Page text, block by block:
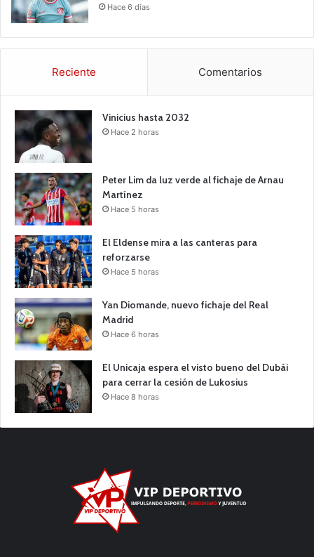
Hace 6 días
Reciente Comentarios
Vinicius hasta 2032
Hace 2 horas
Peter Lim da luz verde al fichaje de Arnau
Martínez
Hace 5 horas
El Eldense mira a las canteras para
reforzarse
Hace 5 horas
Yan Diomande, nuevo fichaje del Real
Madrid
Hace 6 horas
El Unicaja espera el visto bueno del Dubái
para cerrar la cesión de Lukosius
Hace 8 horas